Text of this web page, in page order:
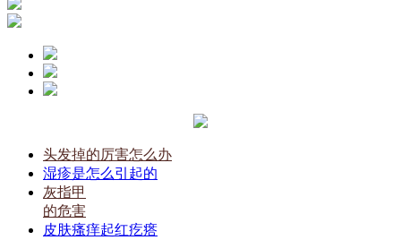
头发掉的厉害怎么办
湿疹是怎么引起的
灰指甲
的危害
皮肤瘙痒起红疙瘩